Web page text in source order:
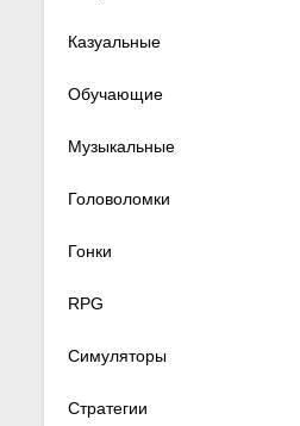
Казуальные
Обучающие
Музыкальные
Головоломки
Гонки
RPG
Симуляторы
Стратегии